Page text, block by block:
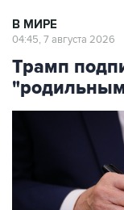
В МИРЕ
04:45, 7 августа 2026
Трамп